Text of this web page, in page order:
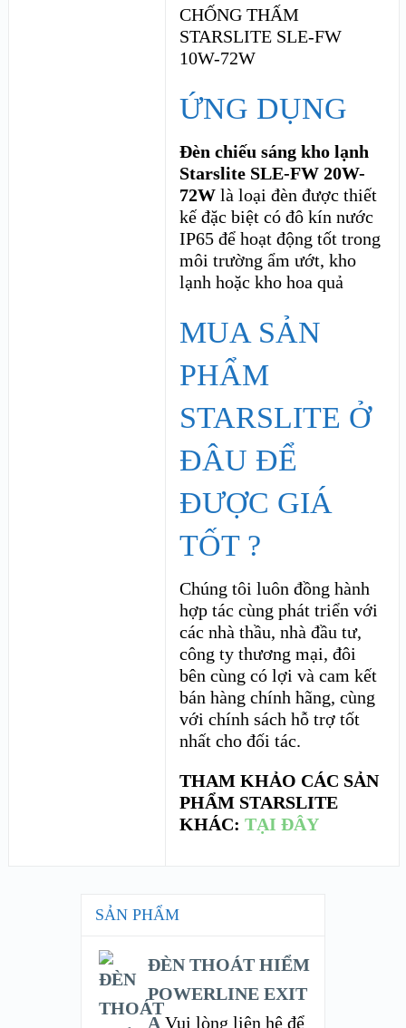
ỨNG DỤNG
Đèn chiếu sáng kho lạnh
Starslite SLE-FW 20W-
72W là loại đèn được thiết
kế đặc biệt có đô kín nước
IP65 để hoạt động tốt trong
môi trường ẩm ướt, kho
lạnh hoặc kho hoa quả
MUA SẢN
PHẨM
STARSLITE Ở
ĐÂU ĐỂ
ĐƯỢC GIÁ
TỐT ?
Chúng tôi luôn đồng hành
hợp tác cùng phát triển với
các nhà thầu, nhà đầu tư,
công ty thương mại, đôi
bên cùng có lợi và cam kết
bán hàng chính hãng, cùng
với chính sách hỗ trợ tốt
nhất cho đối tác.
THAM KHẢO CÁC SẢN
PHẨM STARSLITE
KHÁC:TẠI ĐÂY
SẢN PHẨM
ĐÈN THOÁT HIỂM
POWERLINE EXIT
A Vui lòng liên hệ để